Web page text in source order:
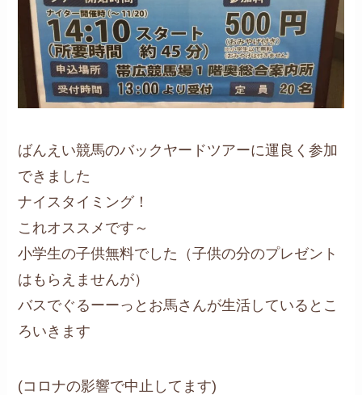
ばんえい競馬のバックヤードツアーに運良く参加
できました
ナイスタイミング！
これオススメです～
小学生の子供無料でした（子供の分のプレゼント
はもらえませんが）
バスでぐるーーっとお馬さんが生活しているとこ
ろいきます
(コロナの影響で中止してます)